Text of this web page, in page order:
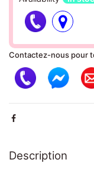
Contactez-nous pour
Description